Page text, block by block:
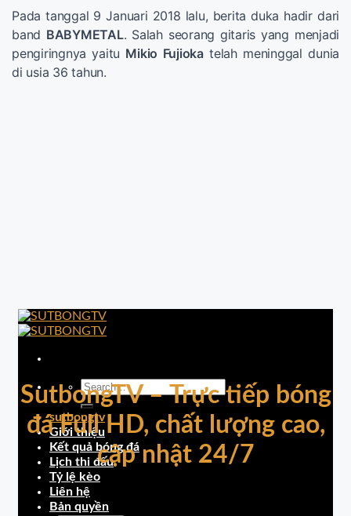
Pada tanggal 9 Januari 2018 lalu, berita duka hadir dari
band BABYMETAL. Salah seorang gitaris yang menjadi
pengiringnya yaitu Mikio Fujiokatelah meninggal dunia
di usia 36 tahun.